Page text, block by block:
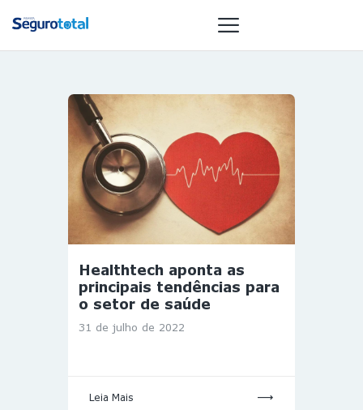
NOTÍCIAS
REVISTA
ESPECIAIS
GAIVOTA DE
OURO
ST SUMMIT
GESTORAS
HOMEST
HOME
Healthtech aponta as
principais tendências para
o setor de saúde
31 de julho de 2022
Leia Mais